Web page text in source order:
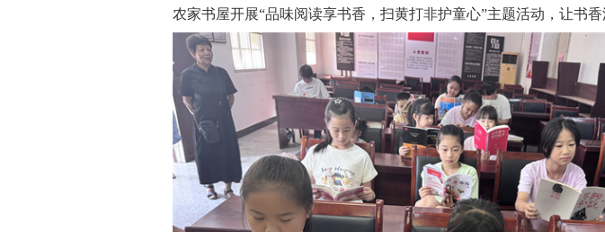
农家书屋开展“品味阅读享书香，扫黄打非护童心”主题活动，让书香